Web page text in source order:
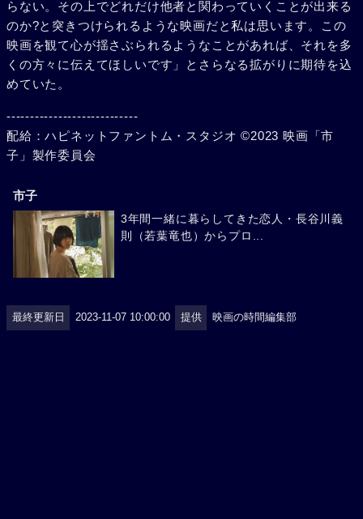
らない。その上でどれだけ他者と関わっていくことが出来る
のか?と突きつけられるような映画だと私は思います。この
映画を観て心が揺さぶられるようなことがあれば、それを多
くの方々に伝えてほしいです」とさらなる拡がりに期待を込
めていた。
----------------------------
配給：ハピネットファントム・スタジオ ©2023 映画「市
子」製作委員会
市子
3年間一緒に暮らしてきた恋人・長谷川義
則（若葉竜也）からプロ...
最終更新日 2023-11-07 10:00:00 提供 映画の時間編集部